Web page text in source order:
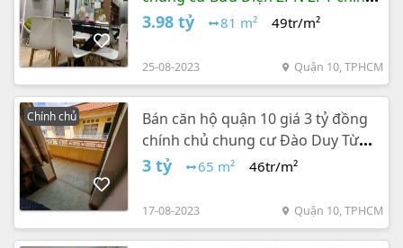
chủ diện tích 81m2
3.98 tỷ 81 m² 49tr/m²
25-08-2023 Quận 10, TPHCM
Chính chủ
Bán căn hộ quận 10 giá 3 tỷ đồng
chính chủ chung cư Đào Duy Từ
65m2 giá 3 tỷ
3 tỷ 65 m² 46tr/m²
17-08-2023 Quận 10, TPHCM